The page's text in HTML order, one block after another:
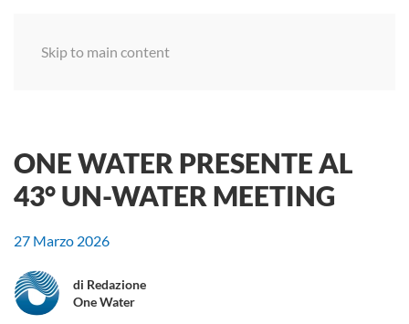
Skip to main content
ONE WATER PRESENTE AL
43° UN-WATER MEETING
27 Marzo 2026
di Redazione
One Water